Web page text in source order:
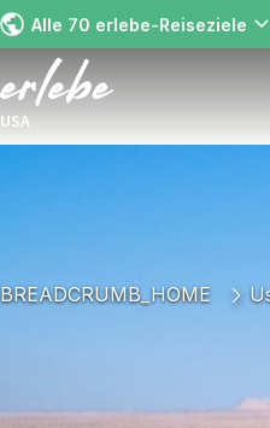
Alle 70 erlebe-Reiseziele
USA
BREADCRUMB_HOME